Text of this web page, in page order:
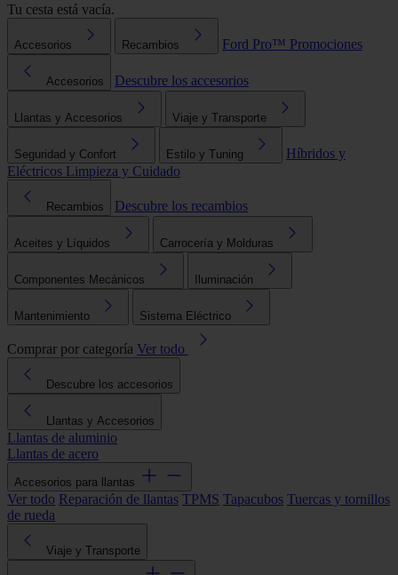
Tu cesta está vacía.
Accesorios Recambios Ford Pro™ Promociones
Accesorios Descubre los accesorios
Llantas y Accesorios Viaje y Transporte
Seguridad y Confort Estilo y Tuning
Híbridos y
Eléctricos Limpieza y Cuidado
Recambios Descubre los recambios
Aceites y Líquidos Carrocería y Molduras
Componentes Mecánicos Iluminación
Mantenimiento Sistema Eléctrico
Comprar por categoría Ver todo
Descubre los accesorios
Llantas y Accesorios
Llantas de aluminio
Llantas de acero
Accesorios para llantas
Ver todo Reparación de llantas TPMS Tapacubos Tuercas y tornillos
de rueda
Viaje y Transporte